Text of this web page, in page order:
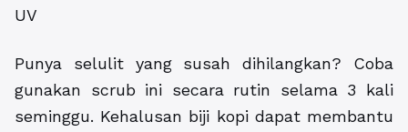
UV
Punya selulit yang susah dihilangkan? Coba
gunakan scrub ini secara rutin selama 3 kali
seminggu. Kehalusan biji kopi dapat membantu